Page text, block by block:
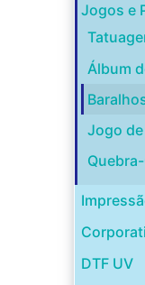
Jogos e
Álbum
Jogo
DTF UV